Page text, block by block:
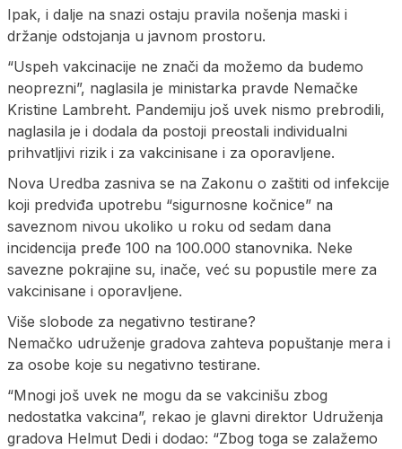
Ipak, i dalje na snazi ostaju pravila nošenja maski i
držanje odstojanja u javnom prostoru.
“Uspeh vakcinacije ne znači da možemo da budemo
neoprezni”, naglasila je ministarka pravde Nemačke
Kristine Lambreht. Pandemiju još uvek nismo prebrodili,
naglasila je i dodala da postoji preostali individualni
prihvatljivi rizik i za vakcinisane i za oporavljene.
Nova Uredba zasniva se na Zakonu o zaštiti od infekcije
koji predviđa upotrebu “sigurnosne kočnice” na
saveznom nivou ukoliko u roku od sedam dana
incidencija pređe 100 na 100.000 stanovnika. Neke
savezne pokrajine su, inače, već su popustile mere za
vakcinisane i oporavljene.
Više slobode za negativno testirane?
Nemačko udruženje gradova zahteva popuštanje mera i
za osobe koje su negativno testirane.
“Mnogi još uvek ne mogu da se vakcinišu zbog
nedostatka vakcina”, rekao je glavni direktor Udruženja
gradova Helmut Dedi i dodao: “Zbog toga se zalažemo